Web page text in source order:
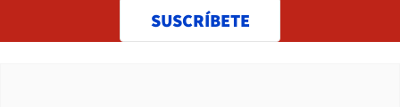
SUSCRÍBETE